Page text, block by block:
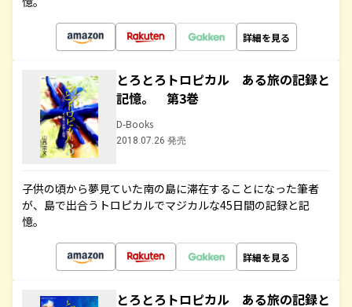
詳細を見る
とろとろトロピカル ある旅の記録と
記憶。 第3巻
D-Books
2018.07.26 発売
子供の頃から夢見ていた南の島に滞在することになった筆者
が、島で出合うトロピカルでマジカルな45日間の記録と記
憶。
詳細を見る
とろとろトロピカル ある旅の記録と